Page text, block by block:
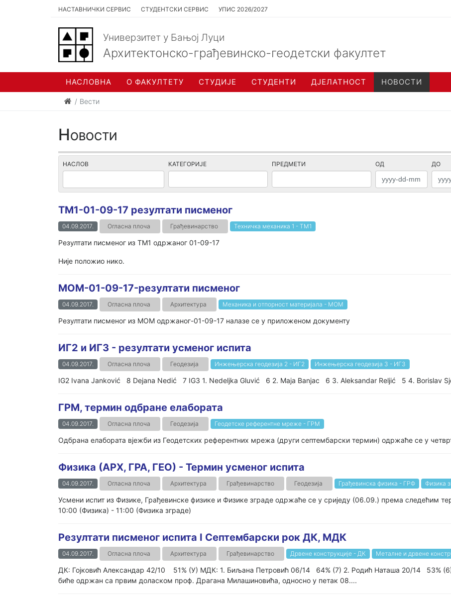
НАСТАВНИЧКИ СЕРВИС СТУДЕНТСКИ СЕРВИС УПИС 2026/2027
Универзитет у Бањој Луци
Архитектонско-грађевинско-геодетски факултет
НАСЛОВНА О ФАКУЛТЕТУ СТУДИЈЕ СТУДЕНТИ ДЈЕЛАТНОСТ НОВОСТИ
Вести
Новости
НАСЛОВ КАТЕГОРИЈЕ ПРЕДМЕТИ ОД ДО
ТМ1-01-09-17 резултати писменог
04.09.2017. Огласна плоча Грађевинарство Техничка механика 1 - ТМ1
Резултати писменог из ТМ1 одржаног 01-09-17
Није положио нико.
MOM-01-09-17-резултати писменог
04.09.2017. Огласна плоча Архитектура Механика и отпорност материјала - МОМ
Резултати писменог из MOM одржаног-01-09-17 налазе се у приложеном документу
ИГ2 и ИГ3 - резултати усменог испита
04.09.2017. Огласна плоча Геодезија Инжењерска геодезија 2 - ИГ2 Инжењерска геодезија 3 - ИГ3
IG2 Ivana Janković 8 Dejana Nedić 7 IG3 1. Nedeljka Gluvić 6 2. Maja Banjac 6 3. Aleksandar Reljić 5 4. Borislav
ГРМ, термин одбране елабората
04.09.2017. Огласна плоча Геодезија Геодетске референтне мреже - ГРМ
Одбрана елабората вјежби из Геодетских референтних мрежа (други септембарски термин) одржаће се у
Физика (АРХ, ГРА, ГЕО) - Термин усменог испита
04.09.2017. Огласна плоча Архитектура Грађевинарство Геодезија Грађевинска физика - ГРФ Физика
Усмени испит из Физике, Грађевинске физике и Физике зграде одржаће се у сриједу (06.09.) према следећим
10:00 (Физика) - 11:00 (Физика зграде)
Резултати писменог испита I Септембарски рок ДК, МДК
04.09.2017. Огласна плоча Архитектура Грађевинарство Дрвене конструкције - ДК Металне и дрвене
ДК: Гојковић Александар 42/10 51% (У) МДК: 1. Биљана Петровић 06/14 64% (7) 2. Родић Наташа 20/14 53%
биће одржан са првим доласком проф. Драгана Милашиновића, односно у петак 08....